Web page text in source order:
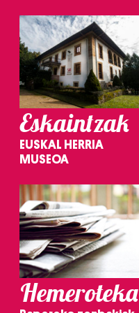
Eskaintzak
EUSKAL HERRIA
MUSEOA
Hemeroteka